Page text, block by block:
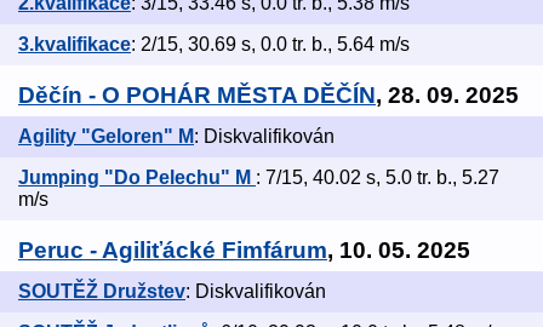
3.kvalifikace: 2/15, 30.69 s, 0.0 tr. b., 5.64 m/s
Děčín - O POHÁR MĚSTA DĚČÍN, 28. 09. 2025
Agility "Geloren" M: Diskvalifikován
Jumping "Do Pelechu" M : 7/15, 40.02 s, 5.0 tr. b., 5.27
m/s
Peruc - Agiliťácké Fimfárum, 10. 05. 2025
SOUTĚŽ Družstev: Diskvalifikován